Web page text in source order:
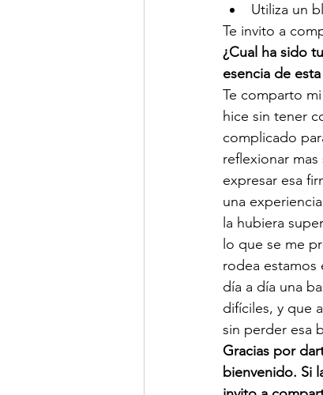
Utiliza un
Te invito a
¿Cual ha sido
esencia de
Te comparto
hice sin tener
complicado
reflexionar
expresar esa
una
la hubiera
lo que se me
rodea
día a día una
difíciles, y que
sin perder esa
Gracias por
bienvenido. Si